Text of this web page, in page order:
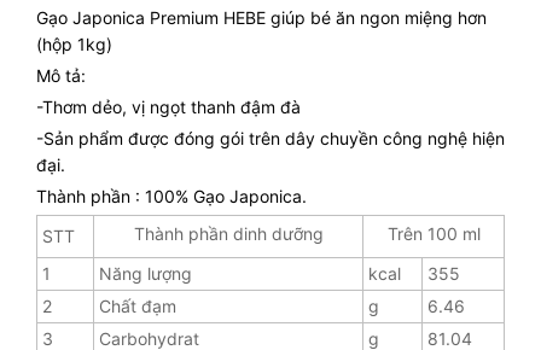
Gạo Japonica Premium HEBE giúp bé ăn ngon miệng hơn
(hộp 1kg)
Mô tả:
-Thơm dẻo, vị ngọt thanh đậm đà
-Sản phẩm được đóng gói trên dây chuyền công nghệ hiện
đại.
Thành phần : 100% Gạo Japonica.
STT
Thành phần dinh dưỡng
Trên 100 ml
1
Năng lượng kcal
355
2
Chất đạm g
6.46
3
Carbohydrat g
81.04